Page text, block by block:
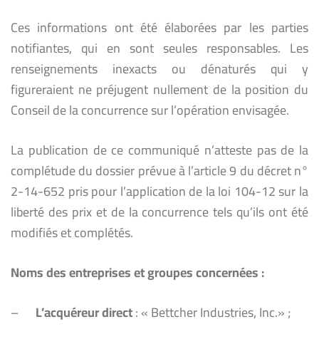
Ces informations ont été élaborées par les parties
notifiantes, qui en sont seules responsables. Les
renseignements inexacts ou dénaturés qui y
figureraient ne préjugent nullement de la position du
Conseil de la concurrence sur l’opération envisagée.
La publication de ce communiqué n’atteste pas de la
complétude du dossier prévue à l’article 9 du décret n°
2-14-652 pris pour l’application de la loi 104-12 sur la
liberté des prix et de la concurrence tels qu’ils ont été
modifiés et complétés.
Noms des entreprises et groupes concernées :
– L’acquéreur direct: « Bettcher Industries, Inc.» ;